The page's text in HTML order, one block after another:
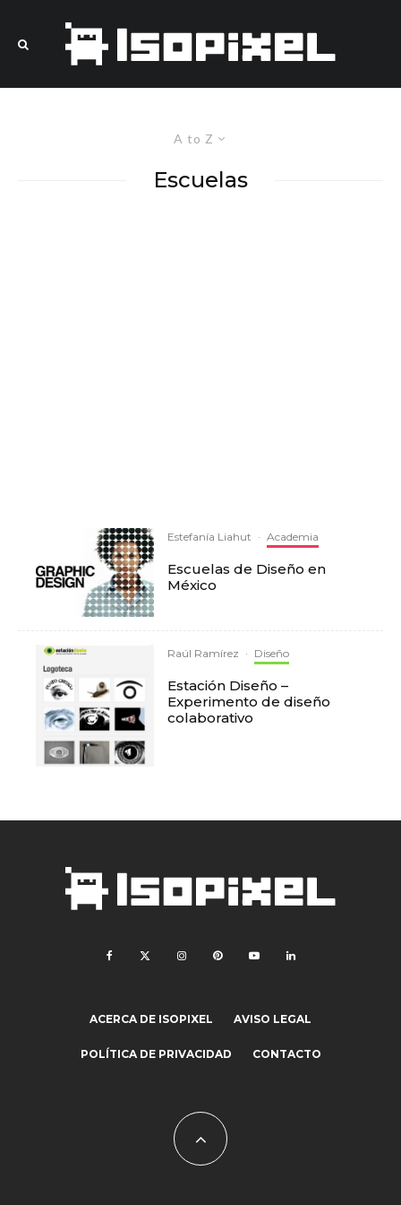
A to Z
Escuelas
Estefanía Liahut · Academia
Escuelas de Diseño en
México
Raúl Ramírez · Diseño
Estación Diseño –
Experimento de diseño
colaborativo
ACERCA DE ISOPIXEL AVISO LEGAL
POLÍTICA DE PRIVACIDAD CONTACTO